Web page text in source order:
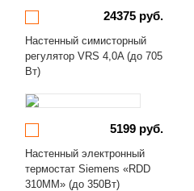
24375 руб.
Настенный симисторный
регулятор VRS 4,0A (до 705
Вт)
5199 руб.
Настенный электронный
термостат Siemens «RDD
310MM» (до 350Вт)